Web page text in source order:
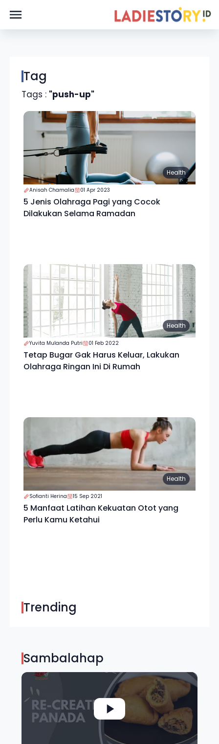
Tag
Tags : "push-up"
Health
Anisah Chamalia 01 Apr 2023
5 Jenis Olahraga Pagi yang Cocok
Dilakukan Selama Ramadan
Health
Yuvita Mulanda Putri 01 Feb 2022
Tetap Bugar Gak Harus Keluar, Lakukan
Olahraga Ringan Ini Di Rumah
Health
Sofianti Herina 15 Sep 2021
5 Manfaat Latihan Kekuatan Otot yang
Perlu Kamu Ketahui
Trending
Sambalahap